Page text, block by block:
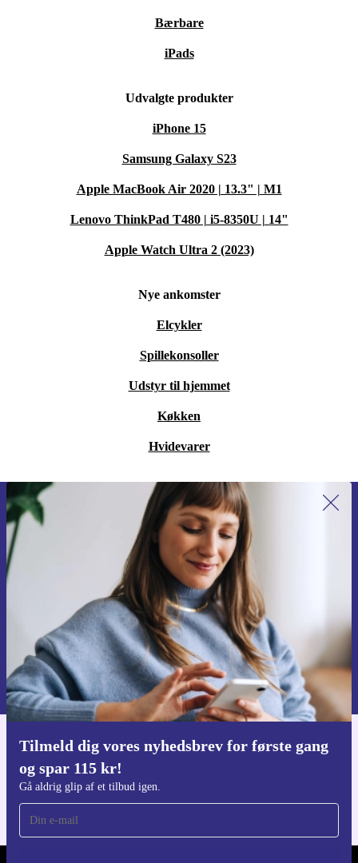
Bærbare
iPads
Udvalgte produkter
iPhone 15
Samsung Galaxy S23
Apple MacBook Air 2020 | 13.3" | M1
Lenovo ThinkPad T480 | i5-8350U | 14"
Apple Watch Ultra 2 (2023)
Nye ankomster
Elcykler
Spillekonsoller
Udstyr til hjemmet
Køkken
Hvidevarer
Tilmeld dig vores nyhedsbrev for første gang
og spar 115 kr!
Gå aldrig glip af et tilbud igen.
Tilmeld dig vores nyhedsbrev for
første gang og spar 115 kr!
Gå aldrig glip af et tilbud igen.
Anmod om kupon
Du kan finde information omkring vores brug af personlig data i vores
Privatlivspolitik
Download refurbed appen